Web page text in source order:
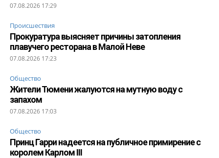
07.08.2026 17:29
Происшествия
Прокуратура выясняет причины затопления
плавучего ресторана в Малой Неве
07.08.2026 17:23
Общество
Жители Тюмени жалуются на мутную воду с
запахом
07.08.2026 17:03
Общество
Принц Гарри надеется на публичное примирение с
королем Карлом III